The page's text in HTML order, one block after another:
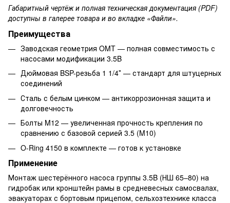
Габаритный чертёж и полная техническая документация (PDF)
доступны в галерее товара и во вкладке «Файли».
Преимущества
Заводская геометрия OMT — полная совместимость с
насосами модификации 3.5B
Дюймовая BSP-резьба 1 1/4″ — стандарт для штуцерных
соединений
Сталь с белым цинком — антикоррозионная защита и
долговечность
Болты M12 — увеличенная прочность крепления по
сравнению с базовой серией 3.5 (M10)
O-Ring 4150 в комплекте — готов к установке
Применение
Монтаж шестерённого насоса группы 3.5B (НШ 65–80) на
гидробак или кронштейн рамы в средневесных самосвалах,
эвакуаторах с бортовым прицепом, сельхозтехнике класса